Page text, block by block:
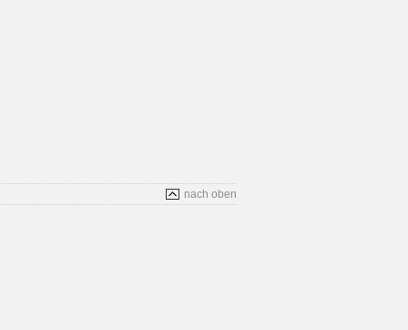
nach oben